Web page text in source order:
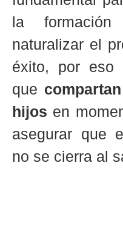
la formación
naturalizar el
éxito, por eso
que
hijos en
asegurar que
no se cierra al